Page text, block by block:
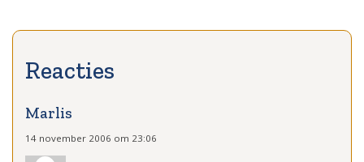
Marlis
14 november 2006 om 23:06